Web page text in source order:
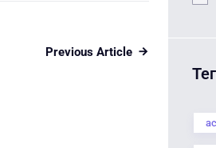
Previous Article